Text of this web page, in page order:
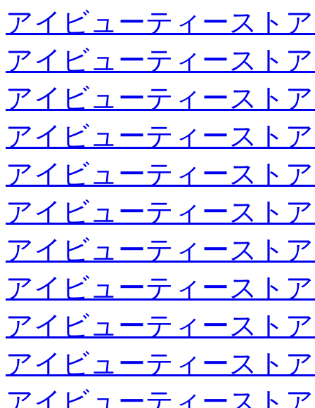
アイビューティースト
アイビューティースト
アイビューティースト
アイビューティースト
アイビューティースト
アイビューティースト
アイビューティースト
アイビューティースト
アイビューティースト
アイビューティースト
アイビューティースト